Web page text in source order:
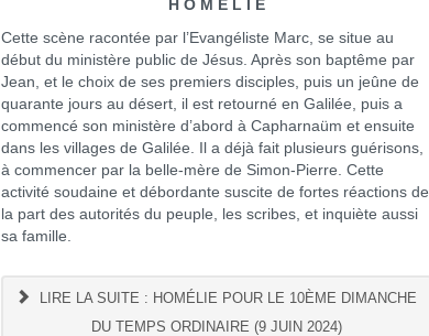
H O M É L I E
Cette scène racontée par l’Evangéliste Marc, se situe au
début du ministère public de Jésus. Après son baptême par
Jean, et le choix de ses premiers disciples, puis un jeûne de
quarante jours au désert, il est retourné en Galilée, puis a
commencé son ministère d’abord à Capharnaüm et ensuite
dans les villages de Galilée. Il a déjà fait plusieurs guérisons,
à commencer par la belle-mère de Simon-Pierre. Cette
activité soudaine et débordante suscite de fortes réactions de
la part des autorités du peuple, les scribes, et inquiète aussi
sa famille.
LIRE LA SUITE : HOMÉLIE POUR LE 10ÈME DIMANCHE
DU TEMPS ORDINAIRE (9 JUIN 2024)